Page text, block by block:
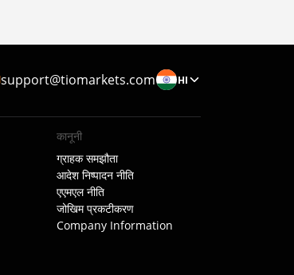
support@tiomarkets.com HI
कानूनी
ग्राहक समझौता
आदेश निष्पादन नीति
एएमएल नीति
जोखिम प्रकटीकरण
Company Information